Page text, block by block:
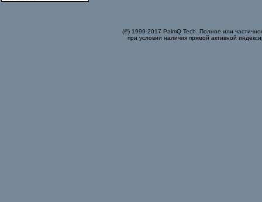
(©) 1999-2017 PalmQ Tech. Полное или
при условии наличия прямой активной